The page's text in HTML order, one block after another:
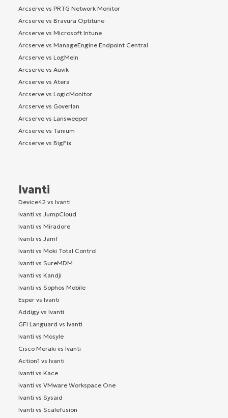
Arcserve vs PRTG Network Monitor
Arcserve vs Bravura Optitune
Arcserve vs Microsoft Intune
Arcserve vs ManageEngine Endpoint Central
Arcserve vs LogMeIn
Arcserve vs Auvik
Arcserve vs Atera
Arcserve vs LogicMonitor
Arcserve vs Goverlan
Arcserve vs Lansweeper
Arcserve vs Tanium
Arcserve vs BigFix
Ivanti
Device42 vs Ivanti
Ivanti vs JumpCloud
Ivanti vs Miradore
Ivanti vs Jamf
Ivanti vs Moki Total Control
Ivanti vs SureMDM
Ivanti vs Kandji
Ivanti vs Sophos Mobile
Esper vs Ivanti
Addigy vs Ivanti
GFI Languard vs Ivanti
Ivanti vs Mosyle
Cisco Meraki vs Ivanti
Action1 vs Ivanti
Ivanti vs Kace
Ivanti vs VMware Workspace One
Ivanti vs Sysaid
Ivanti vs Scalefusion